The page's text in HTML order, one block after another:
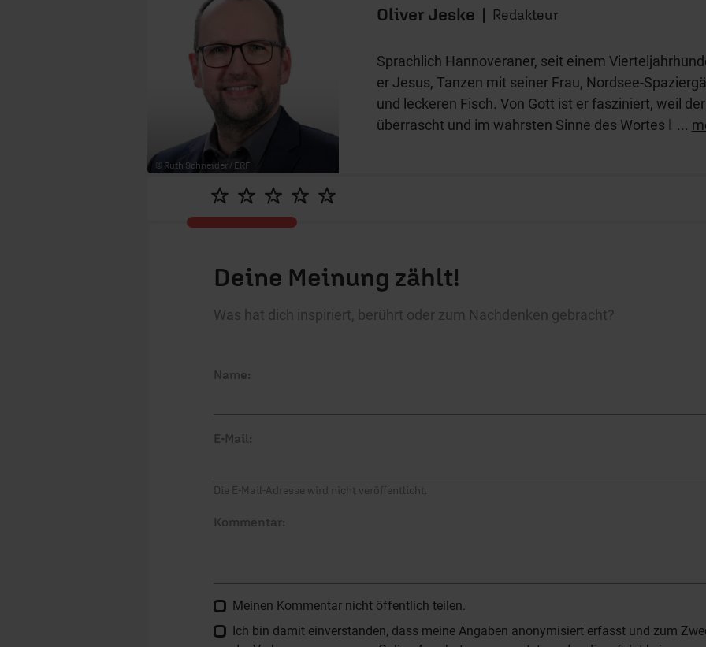
© Ruth Schneider / ERF
Oliver Jeske | Redakteur
Sprachlich Hannoveraner, seit einem
er Jesus, Tanzen mit seiner Frau, Nordsee-
und leckeren Fisch. Von Gott ist er fasziniert, weil
überrascht und im wahrsten Sinne des Wortes
...
Deine Meinung zählt!
Was hat dich inspiriert, berührt oder zum Nachdenken gebracht?
Name:
E-Mail:
Die E-Mail-Adresse wird nicht veröffentlicht.
Kommentar:
Meinen Kommentar nicht öffentlich teilen.
Ich bin damit einverstanden, dass meine Angaben anonymisiert erfasst und zum